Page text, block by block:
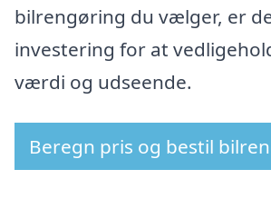
bilrengøring du vælger, er
investering for at
værdi og udseende.
Beregn pris og bestil